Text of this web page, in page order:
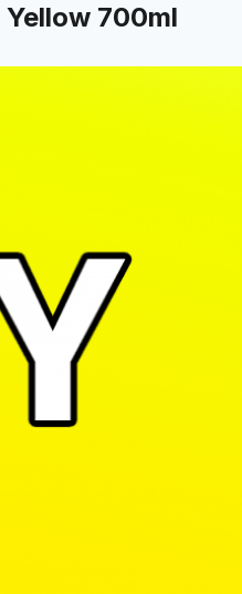
700ml